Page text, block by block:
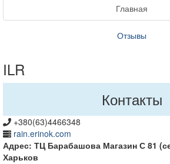
Главная
Отзывы
ILR
Контакты
+380(63)4466348
rain.erinok.com
Адрес: ТЦ Барабашова Магазин С 81
Харьков